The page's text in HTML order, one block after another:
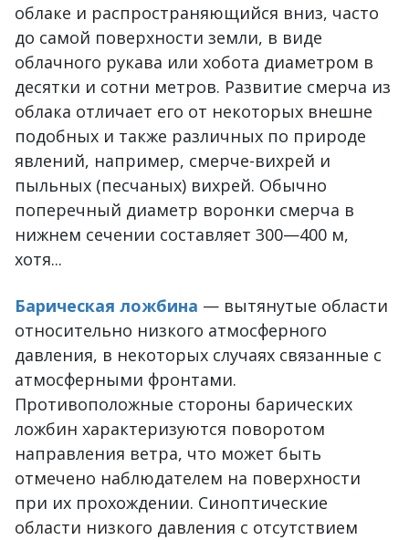
облаке и распространяющийся вниз, часто
до самой поверхности земли, в виде
облачного рукава или хобота диаметром в
десятки и сотни метров. Развитие смерча из
облака отличает его от некоторых внешне
подобных и также различных по природе
явлений, например, смерче-вихрей и
пыльных (песчаных) вихрей. Обычно
поперечный диаметр воронки смерча в
нижнем сечении составляет 300—400 м,
хотя...
Барическая ложбина — вытянутые области
относительно низкого атмосферного
давления, в некоторых случаях связанные с
атмосферными фронтами.
Противоположные стороны барических
ложбин характеризуются поворотом
направления ветра, что может быть
отмечено наблюдателем на поверхности
при их прохождении. Синоптические
области низкого давления с отсутствием